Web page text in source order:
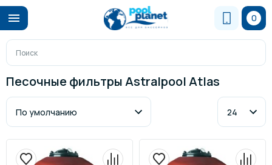
0
Песочные фильтры Astralpool Atlas